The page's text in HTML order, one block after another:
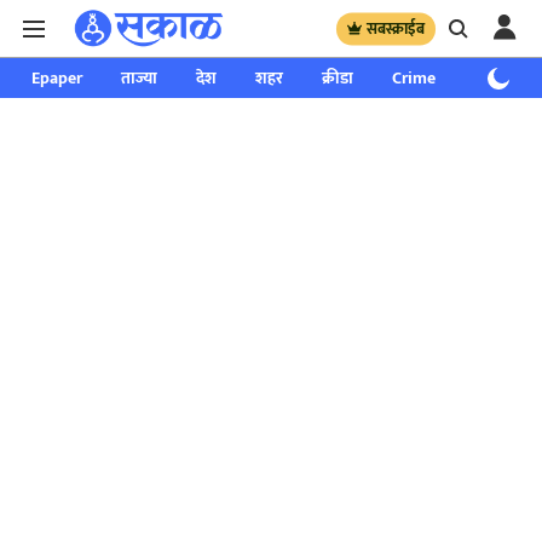
सबस्क्राईब
Epaper ताज्या देश शहर क्रीडा Crime साप्ताहिक